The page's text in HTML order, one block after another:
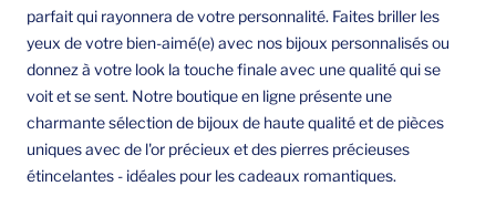
parfait qui rayonnera de votre personnalité. Faites briller les
yeux de votre bien-aimé(e) avec nos bijoux personnalisés ou
donnez à votre look la touche finale avec une qualité qui se
voit et se sent. Notre boutique en ligne présente une
charmante sélection de bijoux de haute qualité et de pièces
uniques avec de l'or précieux et des pierres précieuses
étincelantes - idéales pour les cadeaux romantiques.